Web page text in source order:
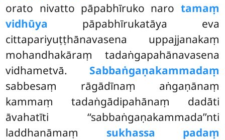
orato nivatto pāpabhīruko naro tamaṃ
vidhūya pāpabhīrukatāya eva
cittapariyuṭṭhānavasena uppajjanakaṃ
mohandhakāraṃ tadaṅgapahānavasena
vidhametvā. Sabbaṅgaṇakammadaṃ
sabbesaṃ rāgādīnaṃ aṅgaṇānaṃ
kammaṃ tadaṅgādipahānaṃ dadāti
āvahatīti ‘‘sabbaṅgaṇakammada’’nti
laddhanāmaṃ sukhassa padaṃ